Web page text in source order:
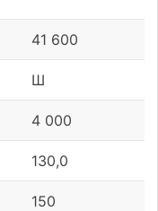
41 600
Ш
4 000
130,0
150